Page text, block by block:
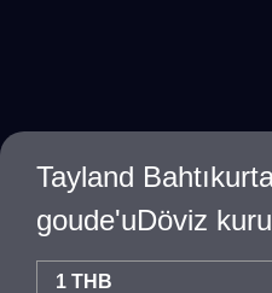
Tayland
goude'uDöviz
1 THB